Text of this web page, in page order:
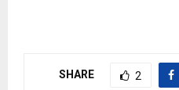
SHARE 2